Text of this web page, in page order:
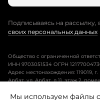
Подписываясь на рассылку,
своих персональных данных
Общество с ограниченной
ИНН 9703051534 ОГРН
Адрес местонахождения: 119019,
Арбат, ул. Арбат, д.11, этаж 2,
Мы используем файлы